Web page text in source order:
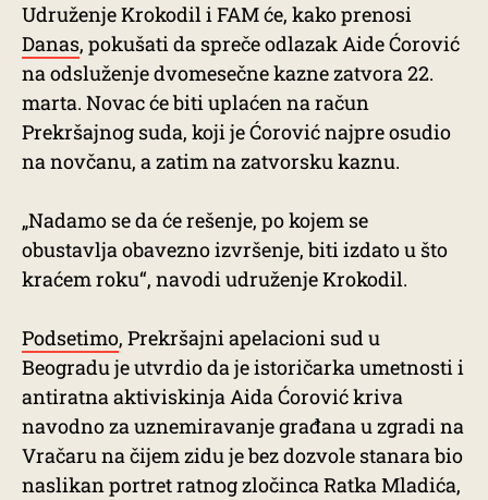
Udruženje Krokodil i FAM će, kako prenosi
Danas, pokušati da spreče odlazak Aide Ćorović
na odsluženje dvomesečne kazne zatvora 22.
marta. Novac će biti uplaćen na račun
Prekršajnog suda, koji je Ćorović najpre osudio
na novčanu, a zatim na zatvorsku kaznu.
„Nadamo se da će rešenje, po kojem se
obustavlja obavezno izvršenje, biti izdato u što
kraćem roku“, navodi udruženje Krokodil.
Podsetimo, Prekršajni apelacioni sud u
Beogradu je utvrdio da je istoričarka umetnosti i
antiratna aktiviskinja Aida Ćorović kriva
navodno za uznemiravanje građana u zgradi na
Vračaru na čijem zidu je bez dozvole stanara bio
naslikan portret ratnog zločinca Ratka Mladića,